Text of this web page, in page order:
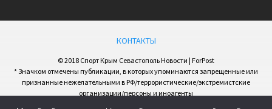
КОНТАКТЫ
© 2018 Спорт Крым Севастополь Новости | ForPost
* Значком отмечены публикации, в которых упоминаются запрещенные или
признанные нежелательными в РФ/террористические/экстремистские
организации/персоны и иноагенты